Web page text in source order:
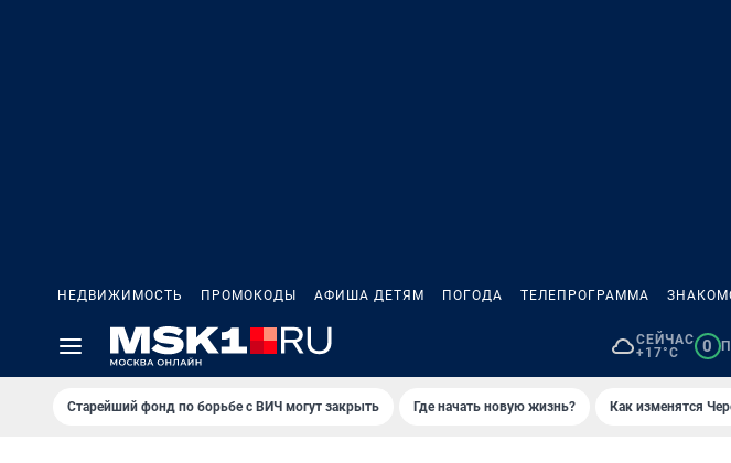
НЕДВИЖИМОСТЬ ПРОМОКОДЫ АФИША ДЕТЯМ ПОГОДА ТЕЛЕПРОГРАММА
СЕЙЧАС
+17°C
0
Старейший фонд по борьбе с ВИЧ могут закрыть Где начать новую жизнь? Как изменятся